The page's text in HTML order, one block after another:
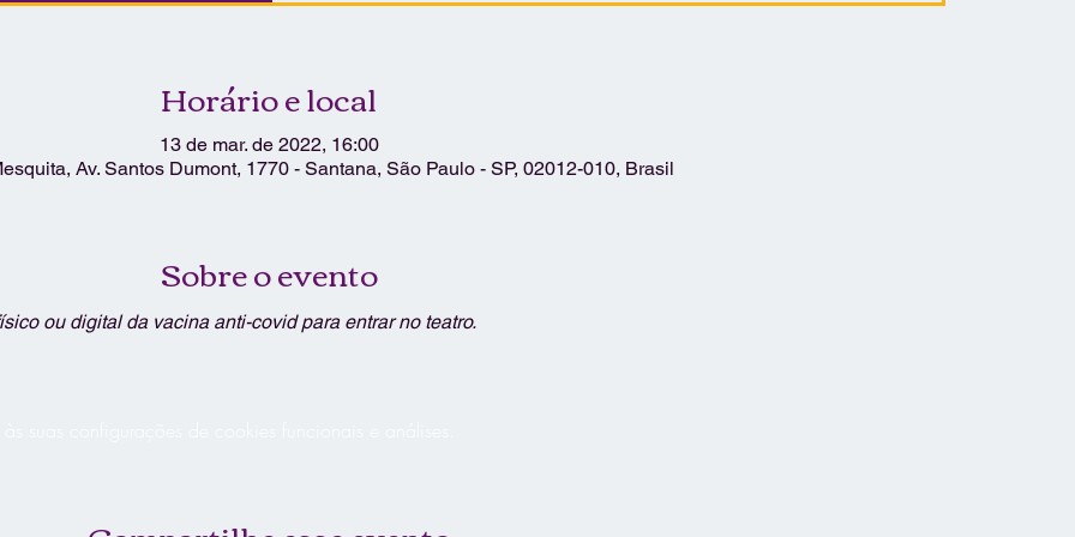
Horário e local
13 de mar. de 2022, 16:00
Av. Santos Dumont, 1770 - Santana, São Paulo - SP, 02012-010, Brasil
Sobre o evento
ou digital da vacina anti-covid para entrar no teatro.